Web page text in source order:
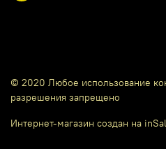
© 2020 Любое использование
разрешения запрещено
Интернет-магазин создан на